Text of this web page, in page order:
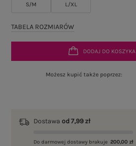
S/M L/XL
TABELA ROZMIARÓW
DODAJ DO KOSZYKA
Możesz kupić także poprzez:
Dostawaod 7,99 zł
Do darmowej dostawy brakuje 200,00 zł